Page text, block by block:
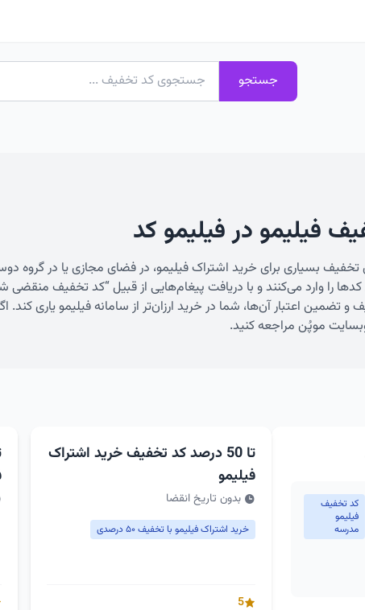
جستجو
فیلیمو در فیلیمو کد
تخفیف بسیاری برای خرید اشتراک فیلیمو، در فضای مجازی یا در گروه
را وارد می‌کنند و با دریافت پیغام‌هایی از قبیل “کد تخفیف منقضی
تضمین اعتبار آن‌ها، شما در خرید ارزان‌تر از سامانه فیلیمو یاری کند.
موپُن مراجعه کنید.
کد تخفیف
فیلیمو
مدرسه
تا 50 درصد کد تخفیف خرید اشتراک
فیلیمو
بدون تاریخ انقضا
خرید اشتراک فیلیمو با تخفیف ۵۰ درصدی
5